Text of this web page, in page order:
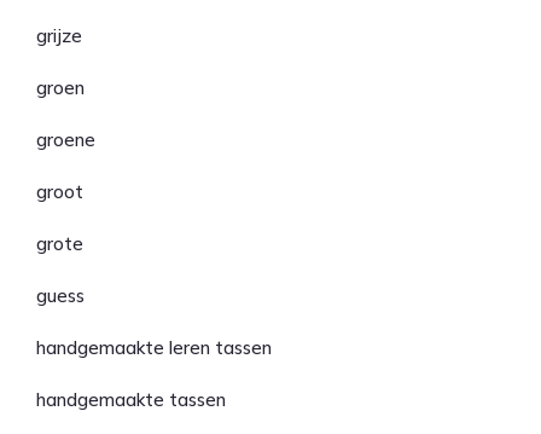
grijze
groen
groene
groot
grote
guess
handgemaakte leren tassen
handgemaakte tassen